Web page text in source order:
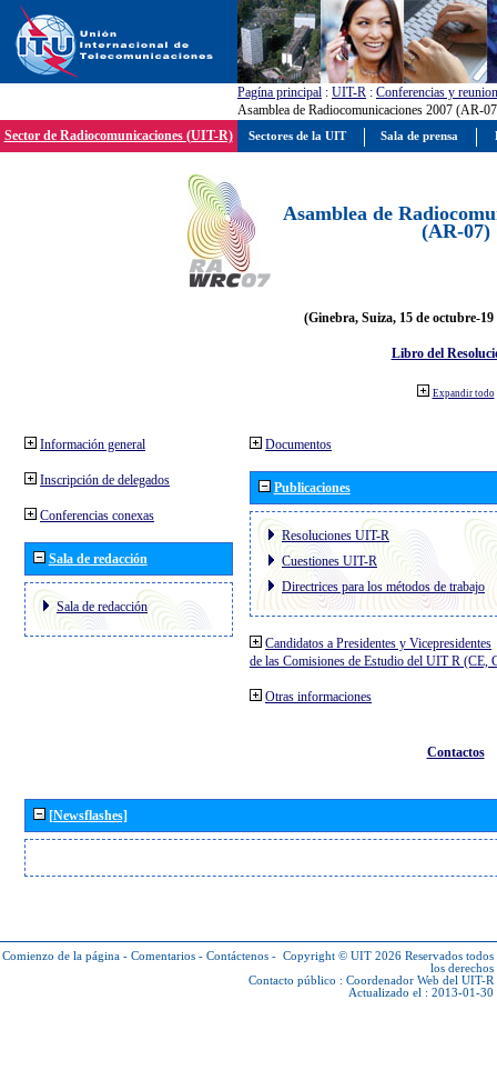
Pagína principal : UIT-R : Conferencias y
Asamblea de Radiocomunicaciones 2007 (AR-
Sector de Radiocomunicaciones (UIT-R)
Asamblea de
(AR-07)
(Ginebra, Suiza, 15 de octubre-19
Libro del
Expandir todo
Información general
Inscripción de delegados
Conferencias conexas
Sala de redacción
Sala de redacción
Documentos
Publicaciones
Resoluciones UIT-R
Cuestiones UIT-R
Directrices para los métodos de trabajo
Candidatos a Presidentes y Vicepresidentes
de las Comisiones de Estudio del UIT R (CE,
Otras informaciones
Contactos
[Newsflashes]
Comienzo de la página - Comentarios - Contáctenos - Copyright © UIT 2026 Reservados todos
los derechos
Contacto público : Coordenador Web del UIT-R
Actualizado el : 2013-01-30
Sectores de la UIT Sala de prensa